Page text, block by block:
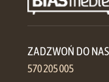
ZADZWOŃ DO NAS
570 205 005